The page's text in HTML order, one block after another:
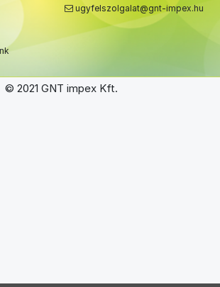
ugyfelszolgalat@gnt-impex.hu
© 2021 GNT impex Kft.